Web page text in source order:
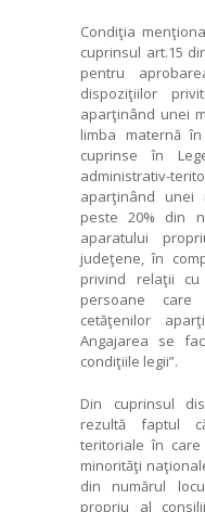
Condiţia
cuprinsul art.15
pentru
dispoziţiilor
aparţinând unei
limba maternă
cuprinse în
administrativ-
aparţinând
peste 20% din
aparatului
judeţene, în
privind relaţii
persoane
cetăţenilor
Angajarea se
condiţiile legii”.
Din cuprinsul
rezultă faptul
teritoriale în
minorităţi
din numărul
propriu al